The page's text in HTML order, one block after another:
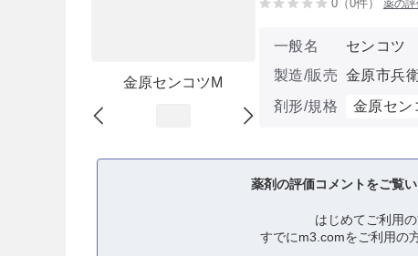
金原センコツM
0（0件） 薬の
一般名
センコツ
製造/販売 金原市兵
剤形/規格
金原セン
薬剤の評価コメントをご覧
はじめてご利用の
すでにm3.comをご利用の